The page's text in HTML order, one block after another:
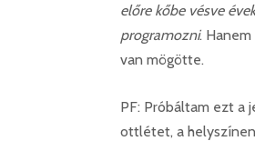
előre kőbe vésve
programozni.
van mögötte.
PF: Próbáltam ezt a
ottlétet, a